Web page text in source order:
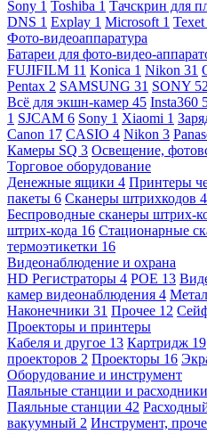
Sony 1 Toshiba 1 Тачскрин для
DNS 1 Explay 1 Microsoft 1 Texet
Фото-видеоаппаратура
Батареи для фото-видео-
FUJIFILM 11 Konica 1 Nikon 31
Pentax 2 SAMSUNG 31 SONY 52
Всё для экшн-камер 45 Insta360
1 SJCAM 6 Sony 1 Xiaomi 1
Canon 17 CASIO 4 Nikon 3
Камеры SQ 3 Освещение,
Торговое оборудование
Денежные ящики 4 Принтеры
пакеты 6 Сканеры штрихкодов
Беспроводные сканеры штрих-
штрих-кода 16 Стационарные
термоэтикетки 16
Видеонаблюдение и охрана
HD Регистраторы 4 POE 13
камер видеонаблюдения 4
Наконечники 31 Прочее 12
Проекторы и принтеры
Кабеля и другое 13 Картридж 19
проекторов 2 Проекторы 16
Оборудование и инструмент
Паяльные станции и расходники
Паяльные станции 42
вакуумный 2 Инструмент,